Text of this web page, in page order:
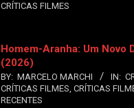
CRÍTICAS FILMES
Homem-Aranha: Um Novo
(2026)
BY: MARCELO MARCHI IN:
CRÍTICAS FILMES, CRÍTICAS
RECENTES